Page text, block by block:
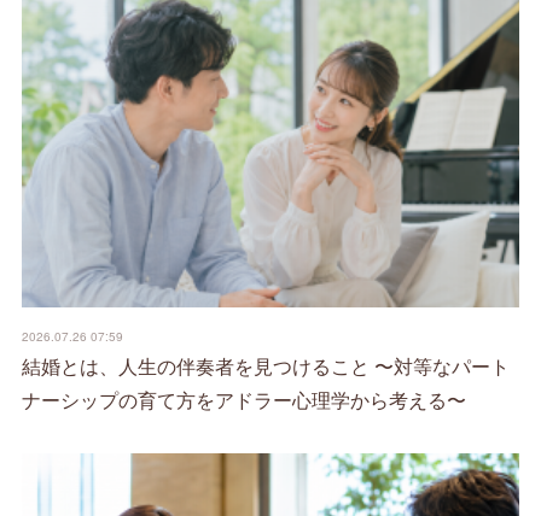
2026.07.26 07:59
結婚とは、人生の伴奏者を見つけること 〜対等なパート
ナーシップの育て方をアドラー心理学から考える〜